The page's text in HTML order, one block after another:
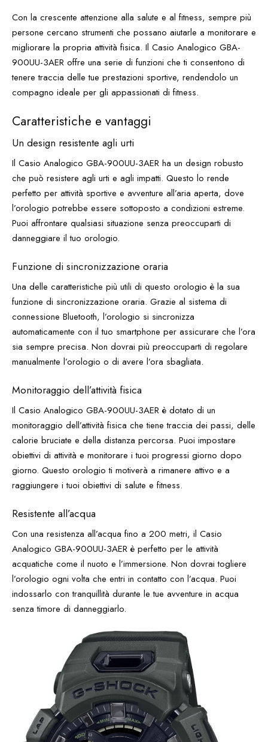
Con la crescente attenzione alla salute e al fitness, sempre più
persone cercano strumenti che possano aiutarle a monitorare e
migliorare la propria attività fisica. Il Casio Analogico GBA-
900UU-3AER offre una serie di funzioni che ti consentono di
tenere traccia delle tue prestazioni sportive, rendendolo un
compagno ideale per gli appassionati di fitness.
Caratteristiche e vantaggi
Un design resistente agli urti
Il Casio Analogico GBA-900UU-3AER ha un design robusto
che può resistere agli urti e agli impatti. Questo lo rende
perfetto per attività sportive e avventure all’aria aperta, dove
l’orologio potrebbe essere sottoposto a condizioni estreme.
Puoi affrontare qualsiasi situazione senza preoccuparti di
danneggiare il tuo orologio.
Funzione di sincronizzazione oraria
Una delle caratteristiche più utili di questo orologio è la sua
funzione di sincronizzazione oraria. Grazie al sistema di
connessione Bluetooth, l’orologio si sincronizza
automaticamente con il tuo smartphone per assicurare che l’ora
sia sempre precisa. Non dovrai più preoccuparti di regolare
manualmente l’orologio o di avere l’ora sbagliata.
Monitoraggio dell’attività fisica
Il Casio Analogico GBA-900UU-3AER è dotato di un
monitoraggio dell’attività fisica che tiene traccia dei passi, delle
calorie bruciate e della distanza percorsa. Puoi impostare
obiettivi di attività e monitorare i tuoi progressi giorno dopo
giorno. Questo orologio ti motiverà a rimanere attivo e a
raggiungere i tuoi obiettivi di salute e fitness.
Resistente all’acqua
Con una resistenza all’acqua fino a 200 metri, il Casio
Analogico GBA-900UU-3AER è perfetto per le attività
acquatiche come il nuoto e l’immersione. Non dovrai togliere
l’orologio ogni volta che entri in contatto con l’acqua. Puoi
indossarlo con tranquillità durante le tue avventure in acqua
senza timore di danneggiarlo.